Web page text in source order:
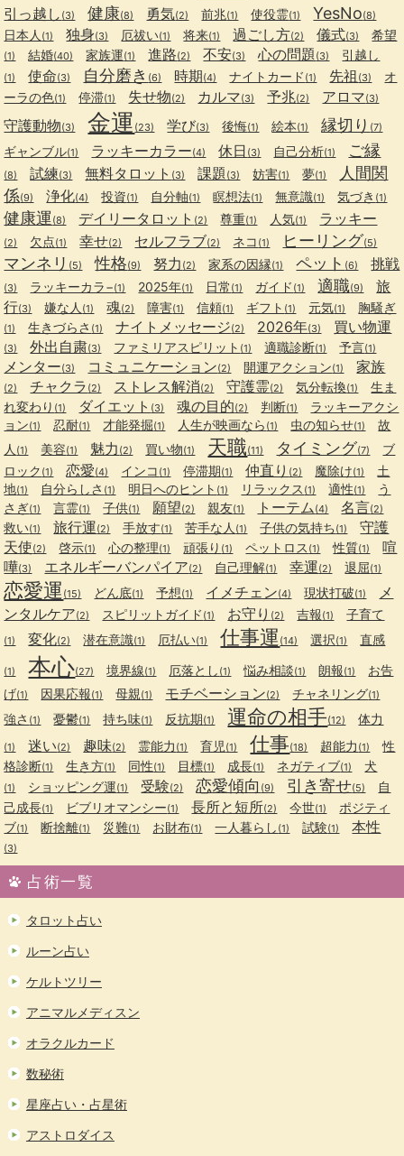
引っ越し (3) 健康(8) 勇気(2) 前兆(1) 使役霊(1) YesNo(8)
日本人 (1) 独身(3) 厄祓い(1) 将来(1) 過ごし方(2) 儀式(3) 希望
(1) 結婚(40) 家族運(1) 進路(2) 不安(3) 心の問題 (3) 引越し
(1) 使命(3) 自分磨き (6) 時期(4) ナイトカード (1) 先祖 (3)
オ
ーラの色(1) 停滞(1) 失せ物(2) カルマ(3) 予兆(2) アロマ(3)
守護動物(3) 金運 (23) 学び(3) 後悔(1) 絵本(1) 縁切り (7)
ギャンブル(1) ラッキーカラー(4) 休日 (3) 自己分析(1) ご縁
(8) 試練(3) 無料タロット (3) 課題 (3) 妨害(1) 夢(1)
人間関
係(9) 浄化(4) 投資(1) 自分軸(1) 瞑想法(1) 無意識(1) 気づき (1)
健康運(8) デイリータロット (2) 尊重(1) 人気(1) ラッキー
(2) 欠点(1) 幸せ(2) セルフラブ(2) ネコ (1) ヒーリング(5)
マンネリ (5) 性格(9) 努力 (2) 家系の因縁(1) ペット (6) 挑戦
(3) ラッキーカラ−(1) 2025年(1) 日常 (1) ガイド (1) 適職(9)
旅
行(3) 嫌な人 (1) 魂(2) 障害(1) 信頼(1) ギフト (1) 元気(1) 胸騒ぎ
(1) 生きづらさ (1) ナイトメッセージ(2) 2026年(3) 買い物運
(3) 外出自粛(3) ファミリアスピリット (1) 適職診断(1) 予言(1)
メンター(3) コミュニケーション(2) 開運アクション(1) 家族
(2) チャクラ (2) ストレス解消(2) 守護霊(2) 気分転換(1)
生ま
れ変わり (1) ダイエット (3) 魂の目的(2) 判断(1)
ラッキーアクシ
ョン(1) 忍耐(1) 才能発掘(1) 人生が映画なら (1) 虫の知らせ(1)
故
人 (1) 美容(1) 魅力 (2) 買い物(1) 天職(11) タイミング(7)
ブ
ロック (1) 恋愛(4) インコ (1) 停滞期(1) 仲直り (2) 魔除け(1)
土
地(1) 自分らしさ (1) 明日へのヒント (1) リラックス (1) 適性(1)
う
さぎ(1) 言霊(1) 子供(1) 願望(2) 親友(1) トーテム (4) 名言(2)
救い(1) 旅行運(2) 手放す(1) 苦手な人 (1) 子供の気持ち(1)
守護
天使(2) 啓示(1) 心の整理(1) 頑張り (1) ペットロス (1) 性質(1)
喧
嘩(3) エネルギーバンパイア(2) 自己理解(1) 幸運(2) 退屈(1)
恋愛運 (15) どん底(1) 予想(1) イメチェン(4) 現状打破(1)
メ
ンタルケア(2) スピリットガイド (1) お守り (2) 吉報(1) 子育て
(1) 変化(2) 潜在意識(1) 厄払い(1) 仕事運 (14) 選択(1) 直感
(1) 本心(27) 境界線(1) 厄落とし (1) 悩み相談(1) 朗報(1)
お告
げ(1) 因果応報(1) 母親(1) モチベーション(2) チャネリング(1)
強さ (1) 憂鬱(1) 持ち味(1) 反抗期(1) 運命の相手(12) 体力
(1) 迷い(2) 趣味(2) 霊能力 (1) 育児 (1) 仕事(18) 超能力 (1)
性
格診断(1) 生き方(1) 同性(1) 目標(1) 成長(1) ネガティブ(1) 犬
(1) ショッピング運(1) 受験(2) 恋愛傾向 (9) 引き寄せ(5)
自
己成長(1) ビブリオマンシー(1) 長所と短所(2) 今世(1)
ポジティ
ブ(1) 断捨離(1) 災難(1) お財布(1) 一人暮らし (1) 試験(1) 本性
(3)
占術一覧
タロット占い
ルーン占い
ケルトツリー
アニマルメディスン
オラクルカード
数秘術
星座占い・占星術
アストロダイス